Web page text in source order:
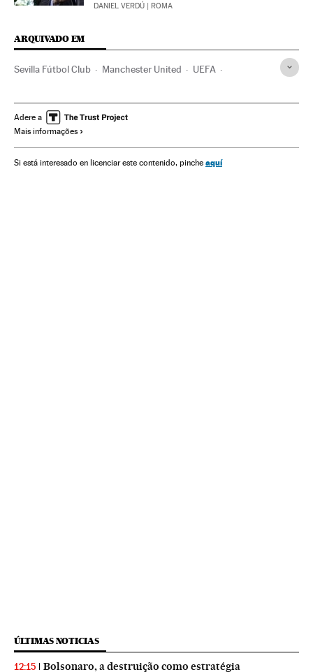
DANIEL VERDÚ | ROMA
ARQUIVADO EM
Sevilla Fútbol Club Manchester United UEFA
Champions League 2017/2018
Competições
Adere a
Mais informações
Si está interesado en licenciar este contenido, pinche aquí
ÚLTIMAS NOTICIAS
12:15 Bolsonaro, a destruição como estratégia